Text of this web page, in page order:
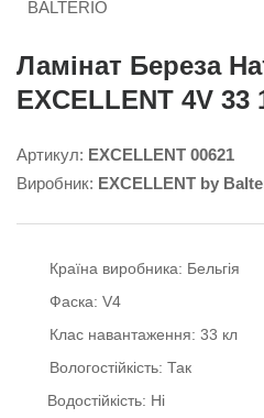
Ламінат Береза
EXCELLENT 4V 33
Артикул: EXCELLENT 00621
Виробник: EXCELLENT by
Країна виробника: Бельгія
Фаска: V4
Клас навантаження: 33 кл
Вологостійкість: Так
Водостійкість: Ні